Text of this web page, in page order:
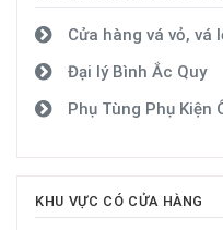
Cửa hàng vá vỏ, vá
Đại lý Bình Ắc Quy
Phụ Tùng Phụ Kiện
KHU VỰC CÓ CỬA HÀNG